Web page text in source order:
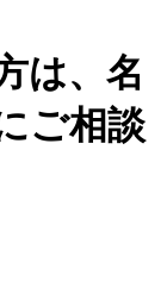
は、名
ご相談